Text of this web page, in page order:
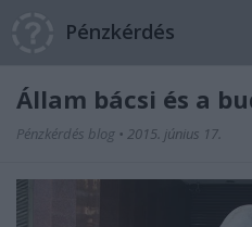
Pénzkérdés
Állam bácsi és a
Pénzkérdés blog • 2015. június 17.